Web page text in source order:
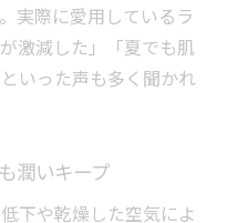
ブルを防ぐ実践方法
ロードバイク生活へ
バイク乗車習慣を作
を長く楽しむコツ
実際に愛用しているラ
激減した」「夏でも肌
いった声も多く聞かれ
潤いキープ
下や乾燥した空気によ